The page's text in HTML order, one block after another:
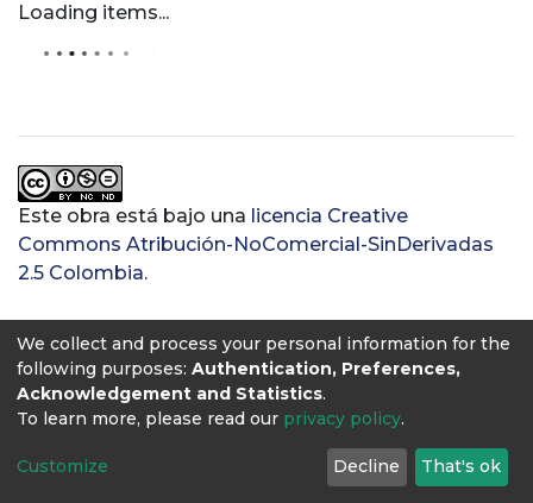
Loading items...
Este obra está bajo una licencia Creative
Commons Atribución-NoComercial-SinDerivadas
2.5 Colombia.
We collect and process your personal information for the
following purposes: Authentication, Preferences,
Acknowledgement and Statistics.
To learn more, please read our privacy policy.
Customize Decline That's ok